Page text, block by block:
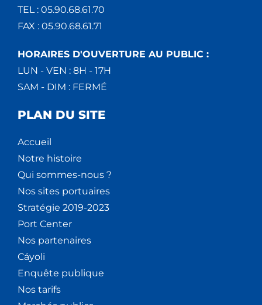
TEL : 05.90.68.61.70
FAX : 05.90.68.61.71
HORAIRES D'OUVERTURE AU PUBLIC :
LUN - VEN : 8H - 17H
SAM - DIM : FERMÉ
PLAN DU SITE
Accueil
Notre histoire
Qui sommes-nous ?
Nos sites portuaires
Stratégie 2019-2023
Port Center
Nos partenaires
Cáyoli
Enquête publique
Nos tarifs